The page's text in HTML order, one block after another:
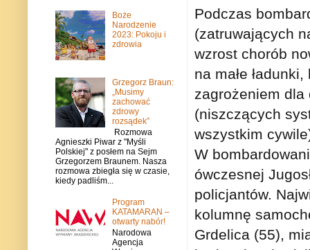
Podczas
(zatruwających
wzrost chorób
na małe
zagrożeniem
(niszczących
wszystkim
W
ówczesnej
policjantów.
kolumnę
Grdelica (55),
Boże
Narodzenie
2023: Pokoju i
zdrowia
Grzegorz Braun:
„Musimy
zachować
zdrowy
rozsądek”
Rozmowa
Agnieszki Piwar z "Myśli
Polskiej" z posłem na Sejm
Grzegorzem Braunem. Nasza
rozmowa zbiegła się w czasie,
kiedy padliśm...
Program
KATAMARAN –
otwarty nabór!
Narodowa
Agencja